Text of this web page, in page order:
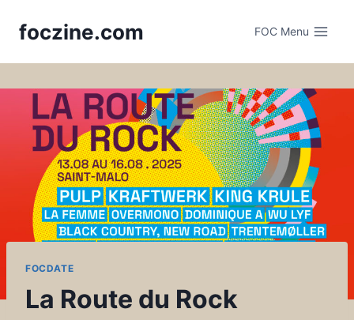
foczine.com FOC Menu
FOCDATE
La Route du Rock